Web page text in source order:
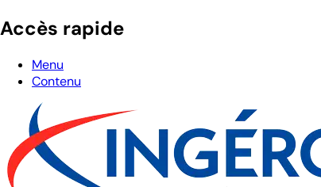
Accès rapide
Menu
Contenu